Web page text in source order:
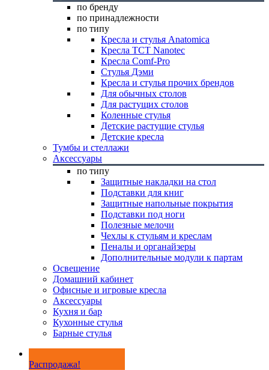
по бренду
по принадлежности
по типу
Кресла и стулья Anatomica
Кресла TCT Nanotec
Кресла Comf-Pro
Стулья Дэми
Кресла и стулья прочих брендов
Для обычных столов
Для растущих столов
Коленные стулья
Детские растущие стулья
Детские кресла
Тумбы и стеллажи
Аксессуары
по типу
Защитные накладки на стол
Подставки для книг
Защитные напольные покрытия
Подставки под ноги
Полезные мелочи
Чехлы к стульям и креслам
Пеналы и органайзеры
Дополнительные модули к партам
Освещение
Домашний кабинет
Офисные и игровые кресла
Аксессуары
Кухня и бар
Кухонные стулья
Барные стулья
Распродажа!